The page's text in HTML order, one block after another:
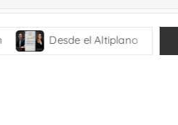
Desde el Altiplano